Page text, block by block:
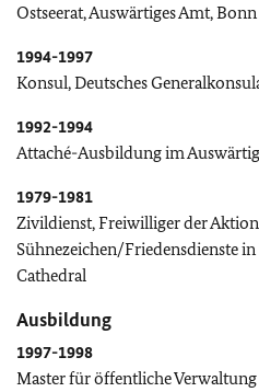
Ostseerat, Auswärtiges Amt,
1994-1997
Konsul, Deutsches
1992-1994
Attaché-Ausbildung im
1979-1981
Zivildienst, Freiwilliger der Aktion
Sühnezeichen/Friedensdienste
Cathedral
Ausbildung
1997-1998
Master für öffentliche